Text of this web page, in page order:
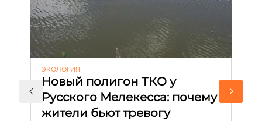
ЭКОЛОГИЯ
Новый полигон ТКО у
Русского Мелекесса: почему
жители бьют тревогу